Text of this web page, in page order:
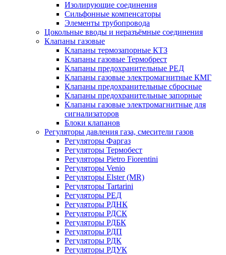
Изолирующие соединения
Сильфонные компенсаторы
Элементы трубопровода
Цокольные вводы и неразъёмные соединения
Клапаны газовые
Клапаны термозапорные КТЗ
Клапаны газовые Термобрест
Клапаны предохранительные РЕД
Клапаны газовые электромагнитные КМГ
Клапаны предохранительные сбросные
Клапаны предохранительные запорные
Клапаны газовые электромагнитные для
сигнализаторов
Блоки клапанов
Регуляторы давления газа, смесители газов
Регуляторы Фаргаз
Регуляторы Термобест
Регуляторы Pietro Fiorentini
Регуляторы Venio
Регуляторы Elster (MR)
Регуляторы Tartarini
Регуляторы РЕД
Регуляторы РДНК
Регуляторы РДСК
Регуляторы РДБК
Регуляторы РДП
Регуляторы РДК
Регуляторы РДУК